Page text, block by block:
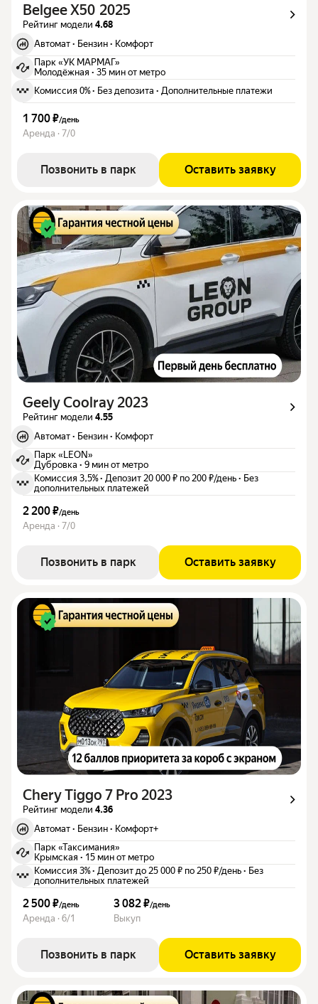
Belgee X50 2025
Рейтинг модели 4.68
Автомат · Бензин · Комфорт
Парк «УК МАРМАГ»
Молодёжная · 35 мин от метро
Комиссия 0%· Без депозита · Дополнительные платежи
1 700 ₽/день
Аренда · 7/0
Позвонить в парк Оставить заявку
Geely Coolray 2023
Рейтинг модели 4.55
Автомат · Бензин · Комфорт
Парк «LEON»
Дубровка · 9 мин от метро
Комиссия 3,5%· Депозит 20 000 ₽ по 200 ₽/день · Без
дополнительных платежей
2 200 ₽/день
Аренда · 7/0
Позвонить в парк Оставить заявку
Chery Tiggo 7 Pro 2023
Рейтинг модели 4.36
Автомат · Бензин · Комфорт+
Парк «Таксимания»
Крымская · 15 мин от метро
Комиссия 3%· Депозит до 25 000 ₽ по 250 ₽/день · Без
дополнительных платежей
2 500 ₽/день
Аренда · 6/1
3 082 ₽/день
Выкуп
Позвонить в парк Оставить заявку